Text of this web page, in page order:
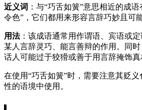
近义词 ：与“巧舌如簧”意思相近的成
令色”，它们都用来形容言辞巧妙且可
用法：该成语通常用作谓语、宾语或
某人言辞灵巧、能言善辩的作用。同
话人可能过于狡猾或善于用言辞掩饰真
在使用“巧舌如簧”时，需要注意其贬
性的语境中使用。